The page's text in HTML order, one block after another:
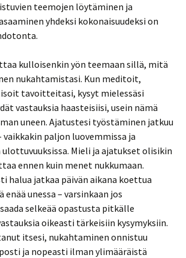
teemojen löytäminen ja
yhdeksi kokonaisuudeksi on
kulloisenkin yön teemaan sillä, mitä
nukahtamistasi. Kun meditoit,
tavoitteitasi, kysyt mielessäsi
vastauksia haasteisiisi, usein nämä
uneen. Ajatustesi työstäminen jatkuu
vaikkakin paljon luovemmissa ja
Mieli ja ajatukset olisikin
ennen kuin menet nukkumaan.
halua jatkaa päivän aikana koettua
unessa – varsinkaan jos
selkeää opastusta pitkälle
oikeasti tärkeisiin kysymyksiin.
itsesi, nukahtaminen onnistuu
ja nopeasti ilman ylimääräistä